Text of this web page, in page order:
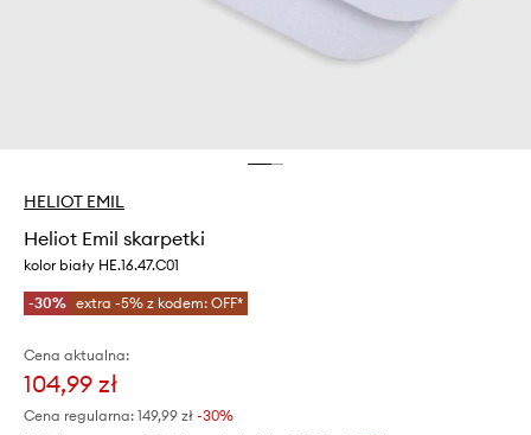
HELIOT EMIL
Heliot Emil skarpetki
kolor biały HE.16.47.C01
-30% extra -5% z kodem: OFF*
Cena aktualna:
104,99 zł
Cena regularna: 149,99 zł -30%